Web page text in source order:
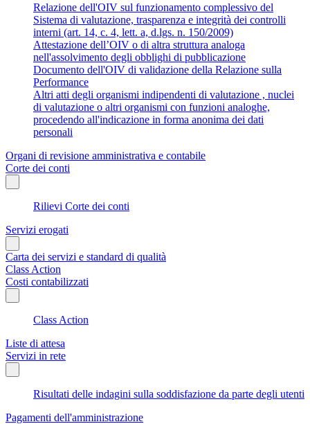
Relazione dell'OIV sul funzionamento complessivo del
Sistema di valutazione, trasparenza e integrità dei controlli
interni (art. 14, c. 4, lett. a, d.lgs. n. 150/2009)
Attestazione dell’OIV o di altra struttura analoga
nell'assolvimento degli obblighi di pubblicazione
Documento dell'OIV di validazione della Relazione sulla
Performance
Altri atti degli organismi indipendenti di valutazione , nuclei
di valutazione o altri organismi con funzioni analoghe,
procedendo all'indicazione in forma anonima dei dati
personali
Organi di revisione amministrativa e contabile
Corte dei conti
Rilievi Corte dei conti
Servizi erogati
Carta dei servizi e standard di qualità
Class Action
Costi contabilizzati
Class Action
Liste di attesa
Servizi in rete
Risultati delle indagini sulla soddisfazione da parte degli utenti
Pagamenti dell'amministrazione